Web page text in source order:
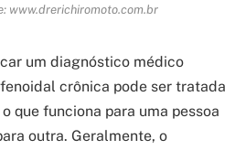
www.drerichiromoto.com.br
um diagnóstico médico
crônica pode ser tratada
que funciona para uma pessoa
outra. Geralmente, o